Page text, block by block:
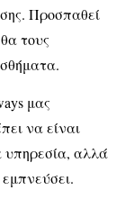
Προσπαθεί
τους
μας
να είναι
υπηρεσία, αλλά